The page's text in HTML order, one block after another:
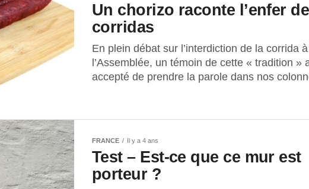
Un chorizo raconte l’enfer
corridas
En plein débat sur l’interdiction de la corrida à
l’Assemblée, un témoin de cette « tradition »
accepté de prendre la parole dans nos
FRANCE Il y a 4 ans
Test – Est-ce que ce mur est
porteur ?